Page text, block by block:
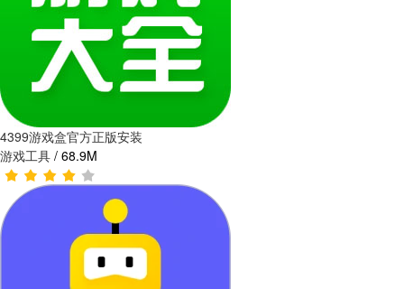
4399游戏盒官方正版安装
游戏工具 / 68.9M